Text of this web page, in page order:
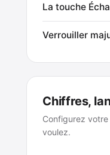
La touche
Verrouiller
Chiffres,
Configurez
voulez.